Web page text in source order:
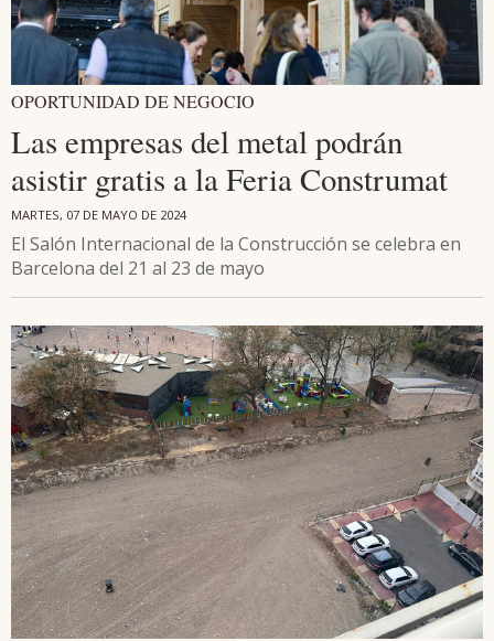
OPORTUNIDAD DE NEGOCIO
Las empresas del metal podrán
asistir gratis a la Feria Construmat
MARTES, 07 DE MAYO DE 2024
El Salón Internacional de la Construcción se celebra en
Barcelona del 21 al 23 de mayo